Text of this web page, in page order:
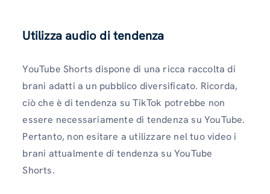
Utilizza audio di tendenza
YouTube Shorts dispone di una ricca raccolta di
brani adatti a un pubblico diversificato. Ricorda,
ciò che è di tendenza su TikTok potrebbe non
essere necessariamente di tendenza su YouTube.
Pertanto, non esitare a utilizzare nel tuo video i
brani attualmente di tendenza su YouTube
Shorts.